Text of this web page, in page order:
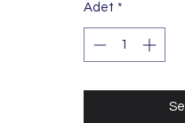
Adet *